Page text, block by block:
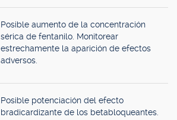
Posible aumento de la concentración
sérica de fentanilo. Monitorear
estrechamente la aparición de efectos
adversos.
Posible potenciación del efecto
bradicardizante de los betabloqueantes.